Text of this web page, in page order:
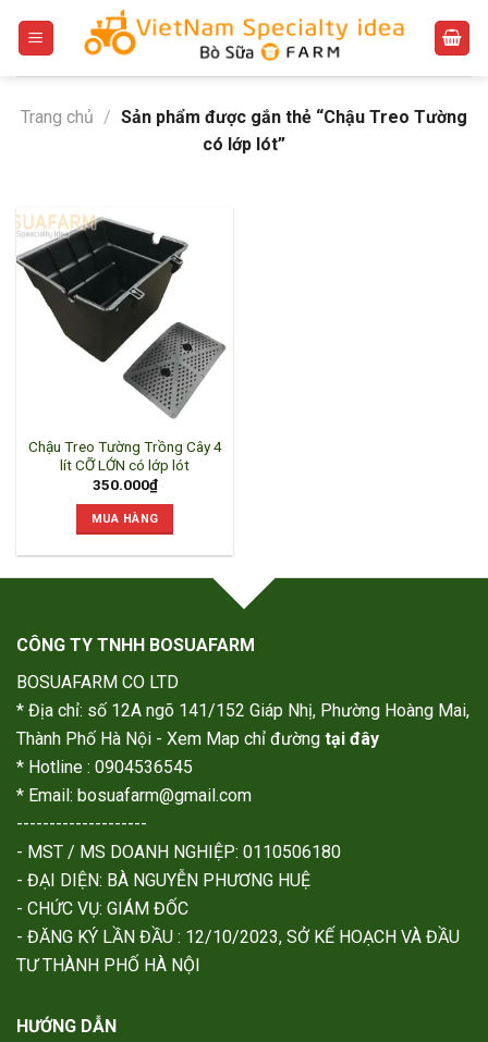
Trang chủ / Sản phẩm được gắn thẻ “Chậu Treo Tường
có lớp lót”
Chậu Treo Tường Trồng Cây 4
lít CỠ LỚN có lớp lót
350.000₫
MUA HÀNG
CÔNG TY TNHH BOSUAFARM
BOSUAFARM CO LTD
* Địa chỉ: số 12A ngõ 141/152 Giáp Nhị, Phường Hoàng Mai,
Thành Phố Hà Nội - Xem Map chỉ đường tại đây
* Hotline : 0904536545
* Email: bosuafarm@gmail.com
--------------------
- MST / MS DOANH NGHIỆP: 0110506180
- ĐẠI DIỆN: BÀ NGUYỄN PHƯƠNG HUỆ
- CHỨC VỤ: GIÁM ĐỐC
- ĐĂNG KÝ LẦN ĐẦU : 12/10/2023, SỞ KẾ HOẠCH VÀ ĐẦU
TƯ THÀNH PHỐ HÀ NỘI
HƯỚNG DẪN